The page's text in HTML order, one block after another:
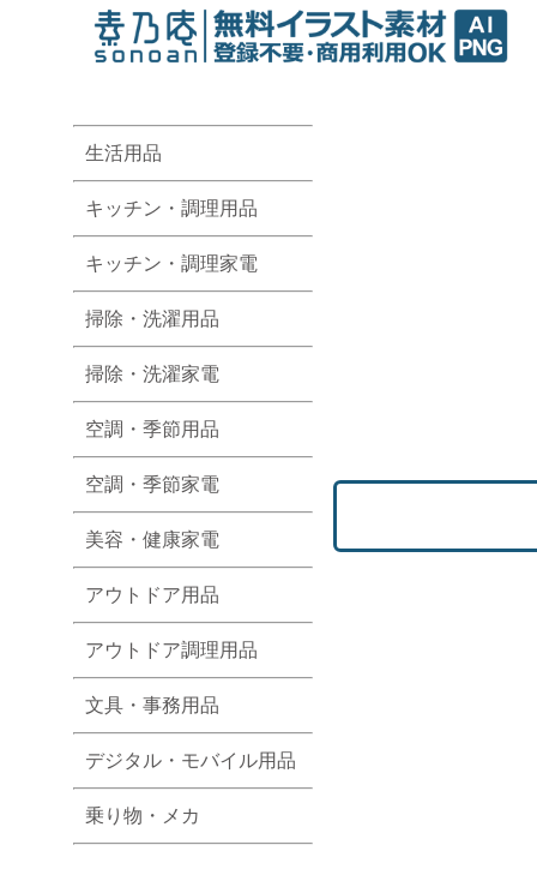
生活用品
キッチン・調理用品
キッチン・調理家電
掃除・洗濯用品
掃除・洗濯家電
空調・季節用品
空調・季節家電
美容・健康家電
アウトドア用品
アウトドア調理用品
文具・事務用品
デジタル・モバイル用品
乗り物・メカ